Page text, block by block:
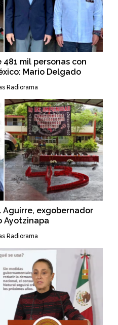
mil personas con
Mario Delgado
Radiorama
Aguirre, exgobernador
Ayotzinapa
Radiorama